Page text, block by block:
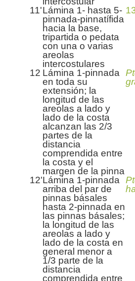
11'Lámina 1- hasta 5-
pinnada-pinnatífida
hacia la base,
tripartida o pedata
con una o varias
areolas
intercostulares
12 Lámina 1-pinnada
en toda su
extensión; la
longitud de las
areolas a lado y
lado de la costa
alcanzan las 2/3
partes de la
distancia
comprendida entre
la costa y el
margen de la pinna
12'Lámina 1-pinnada
arriba del par de
pinnas básales
hasta 2-pinnada en
las pinnas básales;
la longitud de las
areolas a lado y
lado de la costa en
general menor a
1/3 parte de la
distancia
comprendida entre